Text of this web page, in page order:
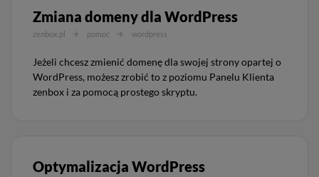
Zmiana domeny dla WordPress
zenbox.pl pomoc wordpress
Jeżeli chcesz zmienić domenę dla swojej strony opartej o
WordPress, możesz zrobić to z poziomu Panelu Klienta
zenbox i za pomocą prostego skryptu.
Optymalizacja WordPress